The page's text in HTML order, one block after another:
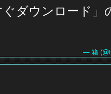
ダウンロード」
— 箱